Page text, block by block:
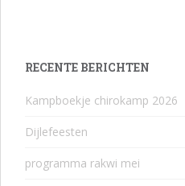
RECENTE BERICHTEN
Kampboekje chirokamp 2026
Dijlefeesten
programma rakwi mei